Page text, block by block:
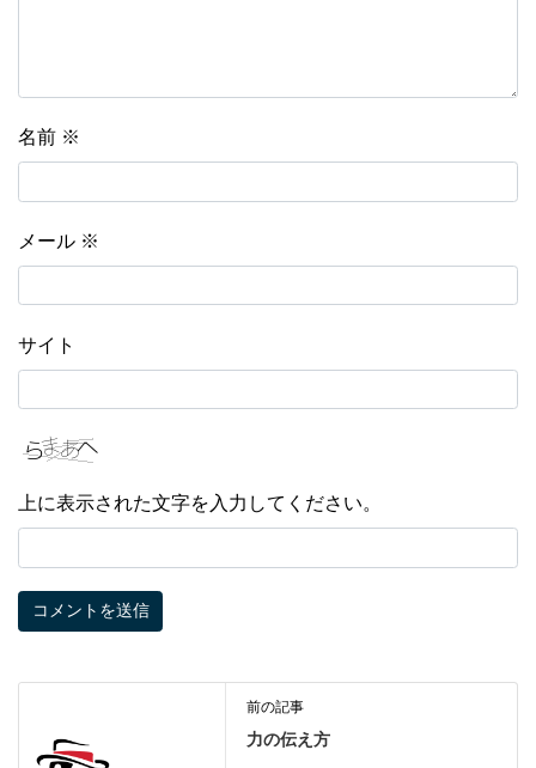
名前 ※
メール ※
サイト
上に表示された文字を入力してください。
前の記事
力の伝え方